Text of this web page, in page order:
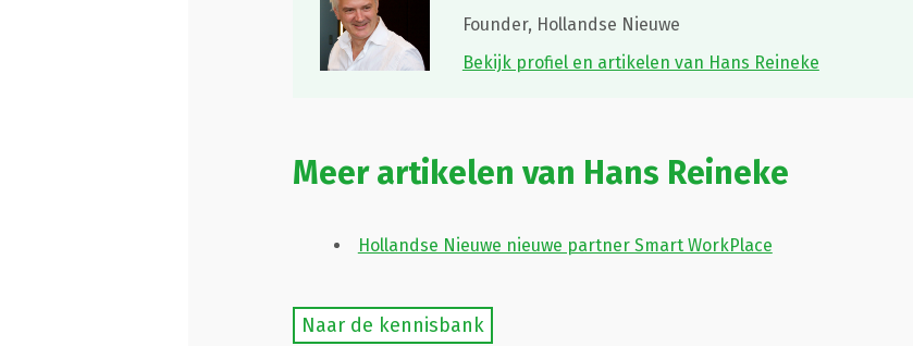
Founder, Hollandse Nieuwe
Bekijk profiel en artikelen van Hans Reineke
Meer artikelen van Hans Reineke
Hollandse Nieuwe nieuwe partner Smart WorkPlace
Naar de kennisbank